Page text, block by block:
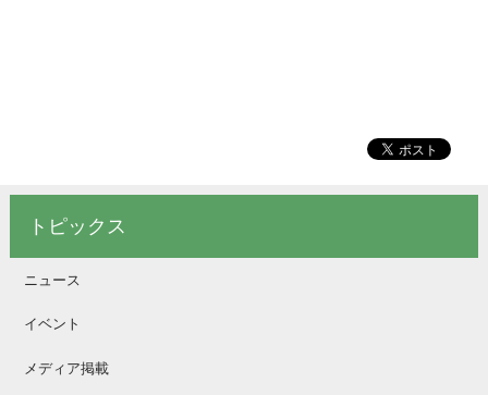
トピックス
ニュース
イベント
メディア掲載